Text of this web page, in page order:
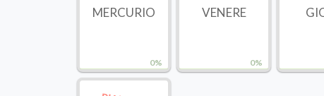
0%
MERCURIO
0%
VENERE